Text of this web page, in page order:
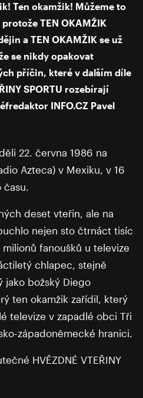
Ten okamžik! Můžeme to
TEN OKAMŽIK
a TEN OKAMŽIK se už
se nikdy opakovat
příčin, které v dalším díle
SPORTU rozebírají
INFO.CZ Pavel
22. června 1986 na
Azteca) v Mexiku, v 16
deset vteřin, ale na
nejen sto čtrnáct tisíc
fanoušků u televize
chlapec, stejně
jako božský Diego
ten okamžik zařídil, který
televize v zapadlé obci Tři
západoněmecké hranici.
HVĚZDNÉ VTEŘINY